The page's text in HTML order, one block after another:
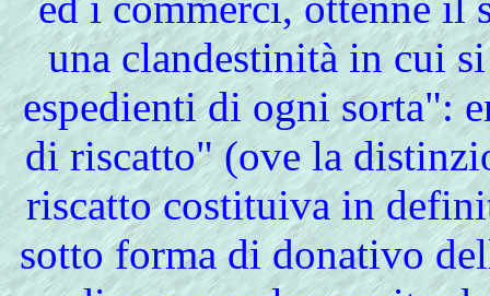
una clandestinità in cui
espedienti di ogni sorta":
di riscatto" (ove la
riscatto costituiva in
sotto forma di donativo